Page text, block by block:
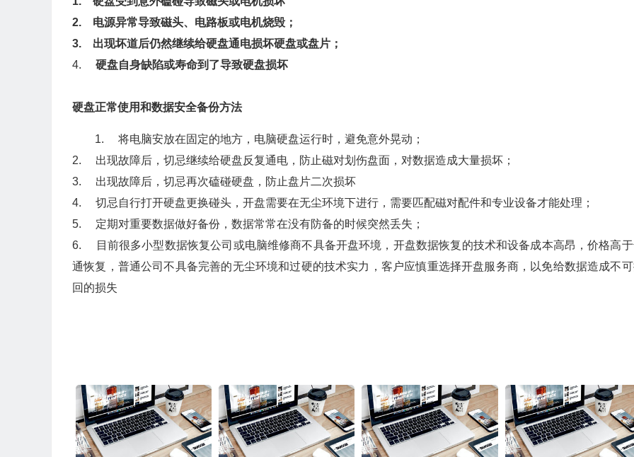
2. 电源异常导致磁头、电路板或电机烧毁；
3. 出现坏道后仍然继续给硬盘通电损坏硬盘或盘片 ；
4. 硬盘自身缺陷或寿命到了导致硬盘损坏
硬盘正常使用和数据安全备份方法
1. 将电脑安放在固定的地方，电脑硬盘运行时，避免意外晃动；
2. 出现故障后，切忌继续给硬盘反复通电，防止磁对划伤盘面，对数据造成大量损坏；
3. 出现故障后，切忌再次磕碰硬盘，防止盘片二次损坏
4. 切忌自行打开硬盘更换碰头，开盘需要在无尘环境下进行，需要匹配磁对配件和专业设备才能处理；
5. 定期对重要数据做好备份，数据常常在没有防备的时候突然丢失；
6. 目前很多小型数据恢复公司或电脑维修商不具备开盘环境，开盘数据恢复的技术和设备成本高昂，价格高
通恢复，普通公司不具备完善的无尘环境和过硬的技术实力，客户应慎重选择开盘服务商，以免给数据造成不
回的损失